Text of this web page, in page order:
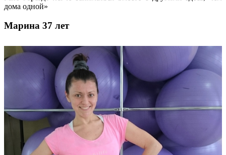
дома одной»
Марина 37 лет